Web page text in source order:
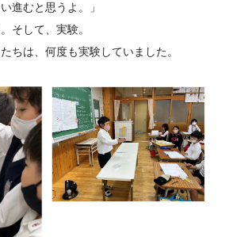
進むと思うよ。」
そして、実験。
ちは、何度も実験していました。